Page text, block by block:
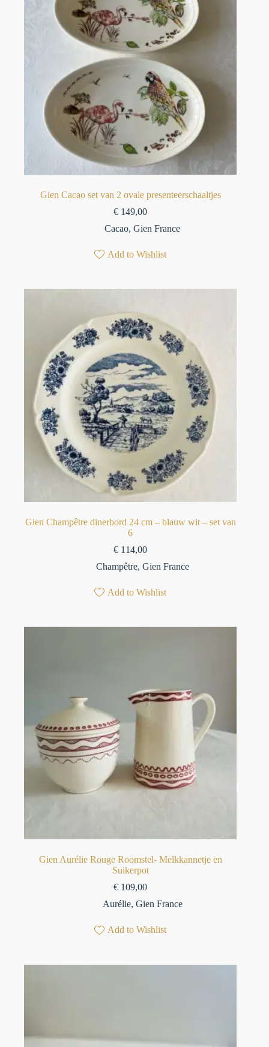
Gien Cacao set van 2 ovale presenteerschaaltjes
€ 149,00
Cacao,Gien France
Add to Wishlist
Gien Champêtre dinerbord 24 cm – blauw wit – set van
6
€ 114,00
Champêtre, Gien France
Add to Wishlist
Gien Aurélie Rouge Roomstel- Melkkannetje en
Suikerpot
€ 109,00
Aurélie, Gien France
Add to Wishlist